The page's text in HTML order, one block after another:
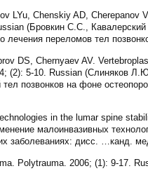
LYu, Chenskiy AD, Cherepanov
(Бровкин С.С.,
лечения переломов тел
DS, Chernyaev AV.
(2): 5-10. Russian (Слиняков
позвонков на фоне
in the lumar spine
малоинвазивных
заболеваниях: дисc. …канд.
Polytrauma. 2006; (1): 9-17.